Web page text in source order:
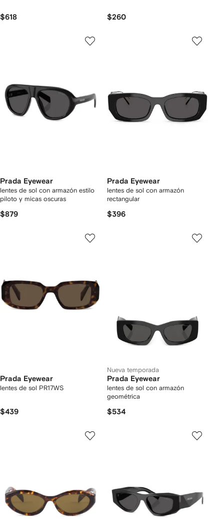
$618 $260
Prada Eyewear
lentes de sol con armazón estilo
piloto y micas oscuras
$879
Prada Eyewear
lentes de sol con armazón
rectangular
$396
Prada Eyewear
lentes de sol PR17WS
$439
Nueva temporada
Prada Eyewear
lentes de sol con armazón
geométrica
$534